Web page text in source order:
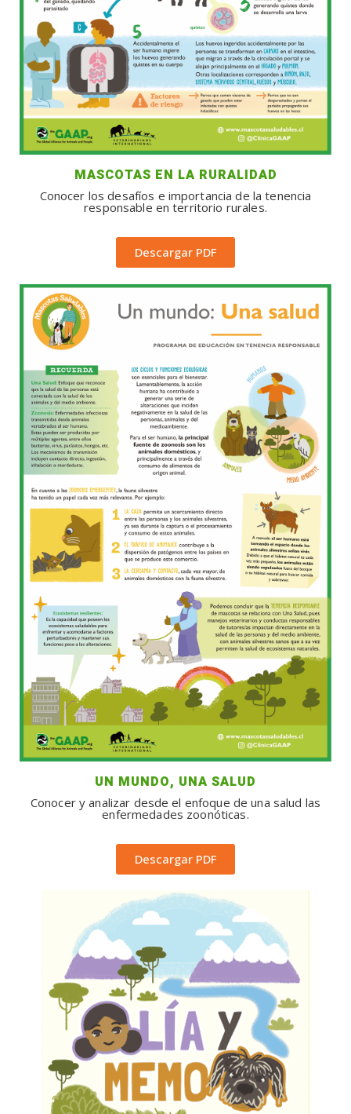
MASCOTAS EN LA RURALIDAD
Conocer los desafíos e importancia de la tenencia
responsable en territorio rurales.
Descargar PDF
UN MUNDO, UNA SALUD
Conocer y analizar desde el enfoque de una salud las
enfermedades zoonóticas.
Descargar PDF